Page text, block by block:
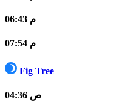
06:43 م
07:54 م
Fig Tree
04:36 ص